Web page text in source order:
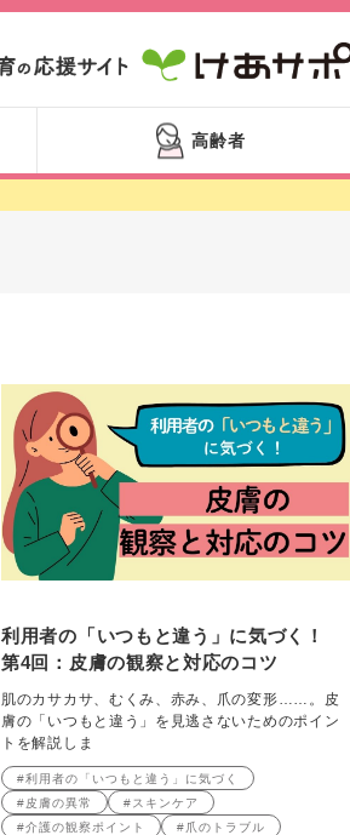
高齢者
利用者の「いつもと違う」に気づく！
第4回：皮膚の観察と対応のコツ
肌のカサカサ、むくみ、赤み、爪の変形……。皮
膚の「いつもと違う」を見逃さないためのポイン
トを解説しま
#利用者の「いつもと違う」に気づく
#皮膚の異常
#スキンケア
#介護の観察ポイント
#爪のトラブル